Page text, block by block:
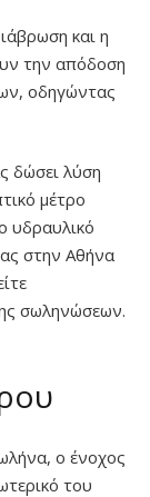
και η
την απόδοση
οδηγώντας
δώσει λύση
μέτρο
υδραυλικό
στην Αθήνα
σωληνώσεων.
ο ένοχος
του